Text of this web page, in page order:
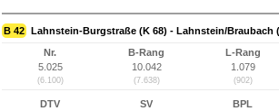
B 42 Lahnstein-Burgstraße (K 68) - Lahnstein/Braubach
Nr.
5.025
(6.100)
B-Rang
10.042
(7.638)
L-Rang
1.079
(902)
DTV
SV
BPL